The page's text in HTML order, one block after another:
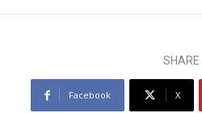
SHARE
Facebook X